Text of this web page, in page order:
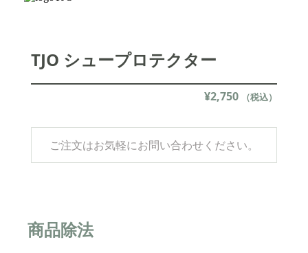
TJO シュープロテクター
¥2,750 （税込）
ご注文はお気軽にお問い合わせください。
商品除法